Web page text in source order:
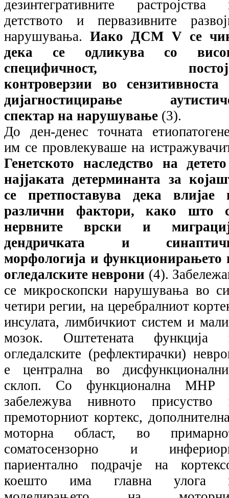
дезинтегративните растројства
детството и первазивните
нарушувања.Иако ДСМ Vсе
дека се одликува со
специфичност,
контроверзии во сензитивноста
дијагностицирање
спектар на нарушување (3).
До ден-денес точната
им се провлекуваше на
Генетското наследство на
најјаката детерминанта за
се претпоставува дека влијае
различни фактори, како што
нервните врски и
дендричката и
морфологија и функционирањето
огледалските неврони (4).
се микроскопски нарушувања во
четири регии, на церебралниот
инсулата, лимбичкиот систем и
мозок. Оштетената функција
огледалските (рефлектирачки)
е централна во
склоп. Со функционална МНР
забележува нивното присуство
премоторниот кортекс,
моторна област, во
соматосензорно и
париентално подрачје на
коешто има главна улога